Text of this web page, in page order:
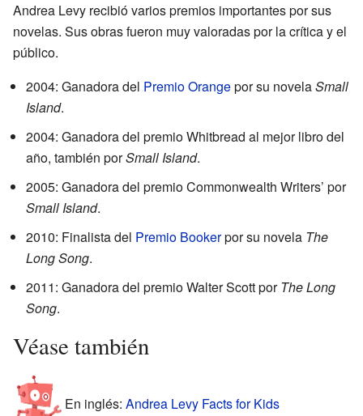
Andrea Levy recibió varios premios importantes por sus
novelas. Sus obras fueron muy valoradas por la crítica y el
público.
2004: Ganadora del Premio Orangepor su novelaSmall
Island.
2004: Ganadora del premio Whitbread al mejor libro del
año, también porSmall Island.
2005: Ganadora del premio Commonwealth Writers’ por
Small Island.
2010: Finalista del Premio Bookerpor su novela The
Long Song.
2011: Ganadora del premio Walter Scott porThe Long
Song.
Véase también
En inglés: Andrea Levy Facts for Kids